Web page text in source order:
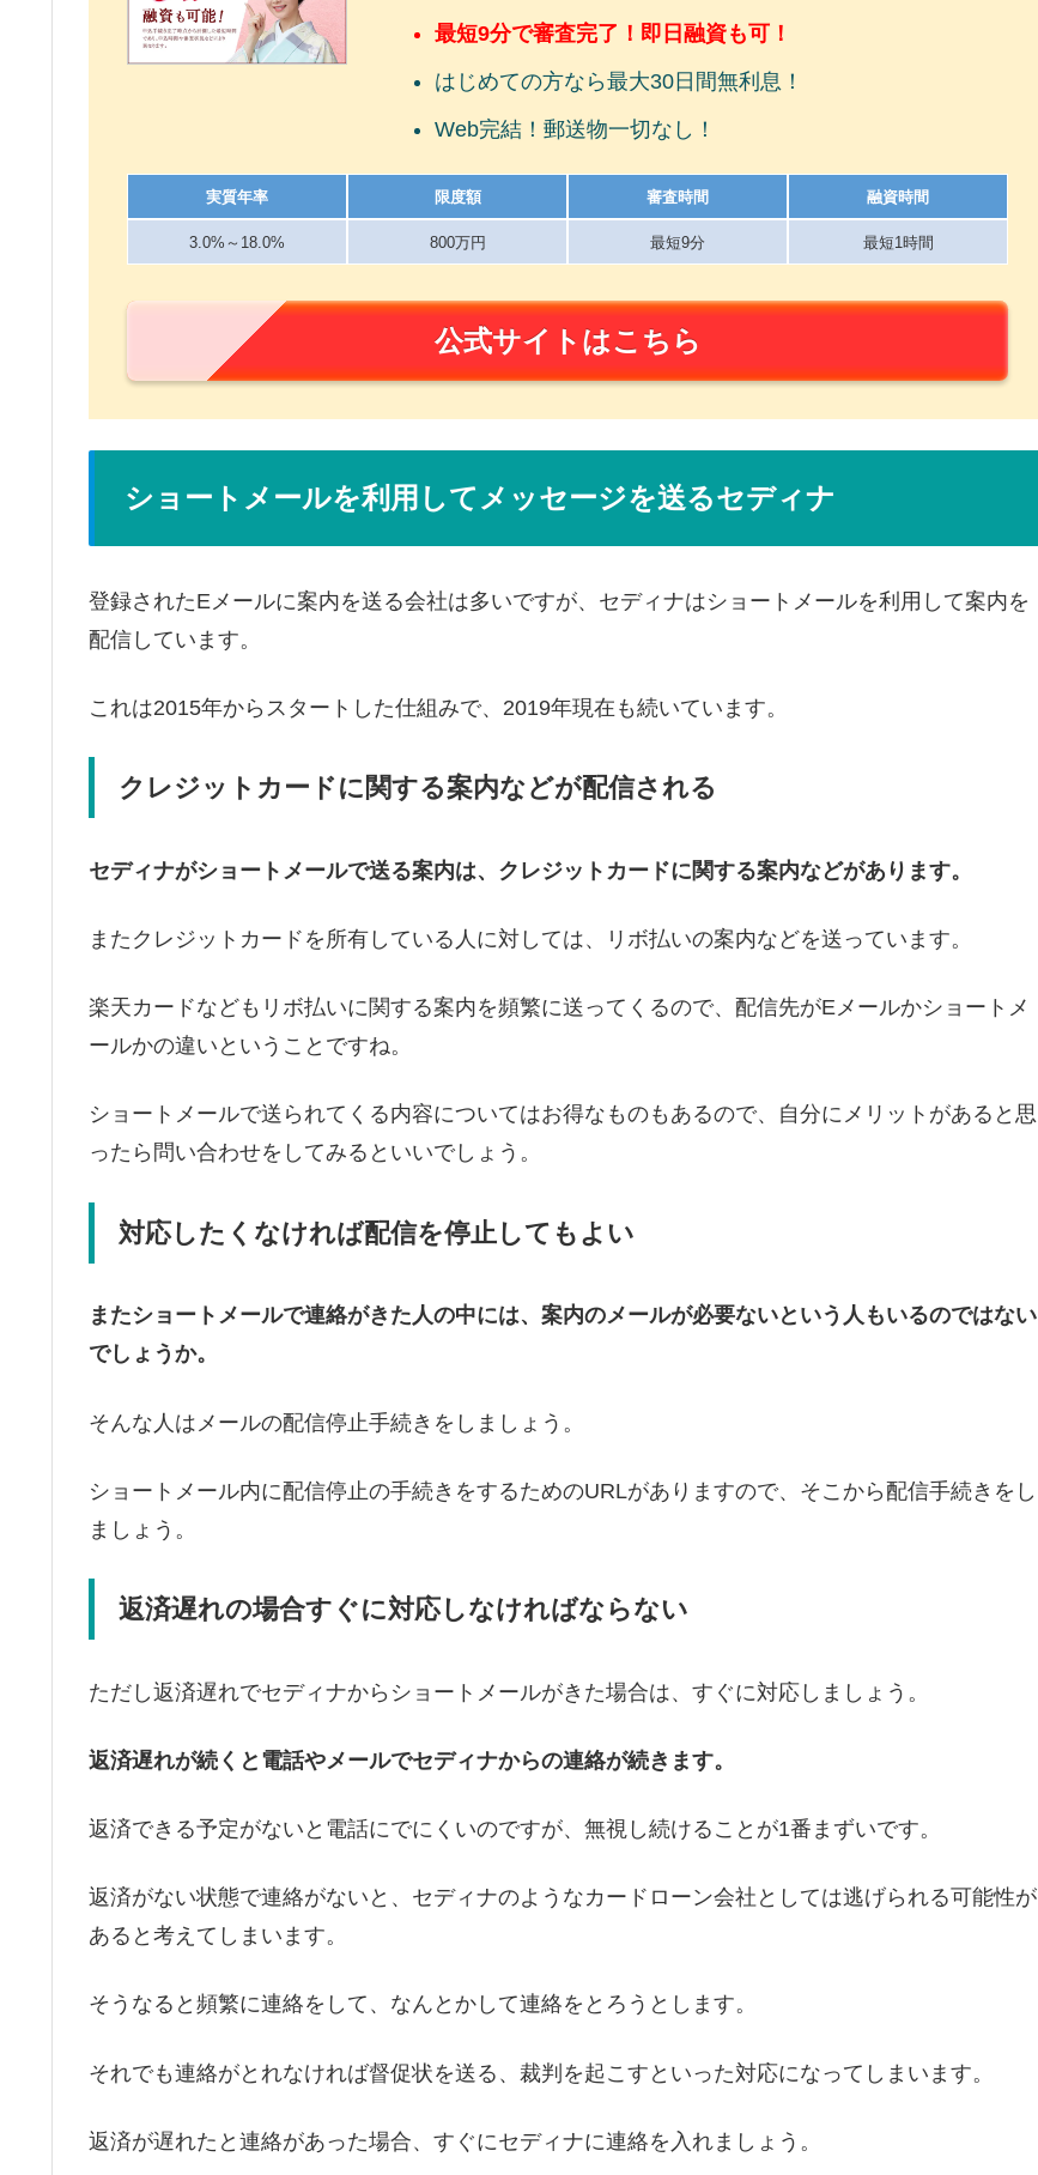
最短9分で審査完了！即日融資も可！
はじめての方なら最大30日間無利息！
Web完結！郵送物一切なし！
実質年率
3.0%～18.0%
限度額
800万円
審査時間
最短9分
融資時間
最短1時間
公式サイトはこちら
ショートメールを利用してメッセージを送るセディナ
登録されたEメールに案内を送る会社は多いですが、セディナはショートメールを利用して案内を
配信しています。
これは2015年からスタートした仕組みで、2019年現在も続いています。
クレジットカードに関する案内などが配信される
セディナがショートメールで送る案内は、クレジットカードに関する案内などがあります。
またクレジットカードを所有している人に対しては、リボ払いの案内などを送っています。
楽天カードなどもリボ払いに関する案内を頻繁に送ってくるので、配信先がEメールかショートメ
ールかの違いということですね。
ショートメールで送られてくる内容についてはお得なものもあるので、自分にメリットがあると思
ったら問い合わせをしてみるといいでしょう。
対応したくなければ配信を停止してもよい
またショートメールで連絡がきた人の中には、案内のメールが必要ないという人もいるのではない
でしょうか。
そんな人はメールの配信停止手続きをしましょう。
ショートメール内に配信停止の手続きをするためのURLがありますので、そこから配信手続きをし
ましょう。
返済遅れの場合すぐに対応しなければならない
ただし返済遅れでセディナからショートメールがきた場合は、すぐに対応しましょう。
返済遅れが続くと電話やメールでセディナからの連絡が続きます。
返済できる予定がないと電話にでにくいのですが、無視し続けることが1番まずいです。
返済がない状態で連絡がないと、セディナのようなカードローン会社としては逃げられる可能性が
あると考えてしまいます。
そうなると頻繁に連絡をして、なんとかして連絡をとろうとします。
それでも連絡がとれなければ督促状を送る、裁判を起こすといった対応になってしまいます。
返済が遅れたと連絡があった場合、すぐにセディナに連絡を入れましょう。